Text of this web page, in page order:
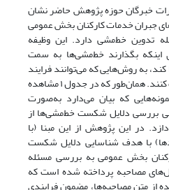
خبرگان حوزه پژوهش حاضر نشان
خدمات کارکنان بخش عمومی
تدوین خط‌‌‌‌مشی دارد. این وظیفه
بگذارند خط‌‌‌‌مشی‌ها به سمت
به روش‌هایی که می‌توانند فرایند
خط‌‌‌‌مشی‌گذاری را تقویت و حمایت کنند. همان‌طور که در جدول ۱ مشاهده
که بیان می‌دارد به‌صورت
بررسی دلایل شکست خط‌‌‌‌مشی‌‌‌‌ها از
در این پژوهش از این مبنا (با
با هدف شناسایی دلایل شکست
بخش عمومی به بررسی مسئله
مصاحبه پرداخته شده است که